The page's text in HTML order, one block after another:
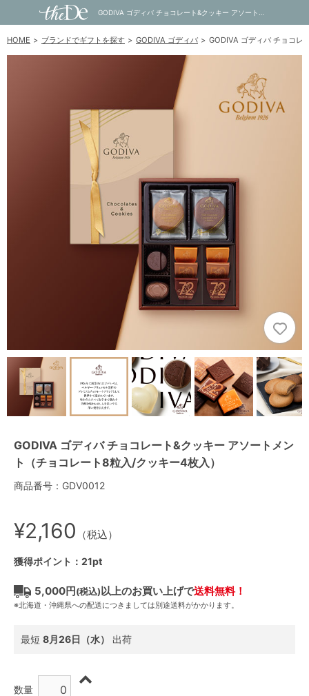
HOME ブランドでギフトを探す GODIVA ゴディバ GODIVA ゴディバ チョコレ
GODIVA ゴディバ チョコレート&クッキー アソートメン
ト（チョコレート8粒入/クッキー4枚入）
商品番号：GDV0012
¥2,160 （税込）
獲得ポイント：21pt
5,000円(税込)以上のお買い上げで送料無料！
※北海道・沖縄県への配送につきましては別途送料がかかります。
最短 8月26日（水） 出荷
数量